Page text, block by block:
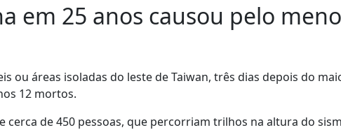
em 25 anos causou pelo
ou áreas isoladas do leste de Taiwan, três dias depois do
12 mortos.
cerca de 450 pessoas, que percorriam trilhos na altura do